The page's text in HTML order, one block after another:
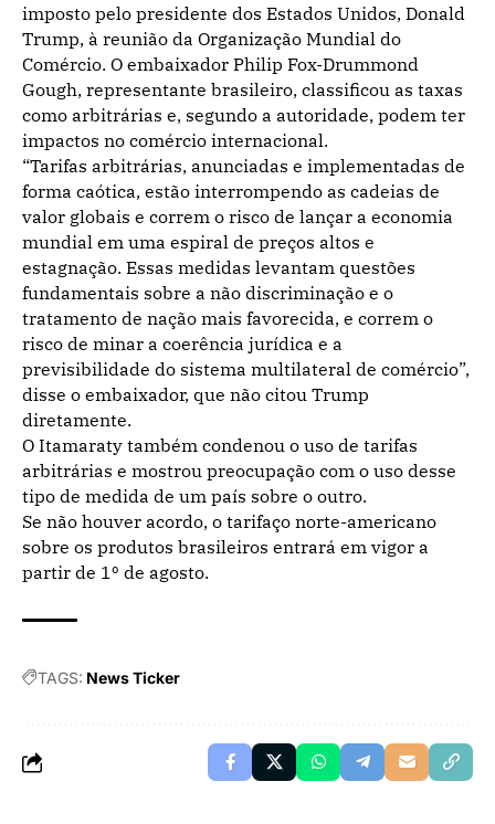
imposto pelo presidente dos Estados Unidos, Donald
Trump, à reunião da Organização Mundial do
Comércio. O embaixador Philip Fox-Drummond
Gough, representante brasileiro, classificou as taxas
como arbitrárias e, segundo a autoridade, podem ter
impactos no comércio internacional.
“Tarifas arbitrárias, anunciadas e implementadas de
forma caótica, estão interrompendo as cadeias de
valor globais e correm o risco de lançar a economia
mundial em uma espiral de preços altos e
estagnação. Essas medidas levantam questões
fundamentais sobre a não discriminação e o
tratamento de nação mais favorecida, e correm o
risco de minar a coerência jurídica e a
previsibilidade do sistema multilateral de comércio”,
disse o embaixador, que não citou Trump
diretamente.
O Itamaraty também condenou o uso de tarifas
arbitrárias e mostrou preocupação com o uso desse
tipo de medida de um país sobre o outro.
Se não houver acordo, o tarifaço norte-americano
sobre os produtos brasileiros entrará em vigor a
partir de 1º de agosto.
TAGS: News Ticker